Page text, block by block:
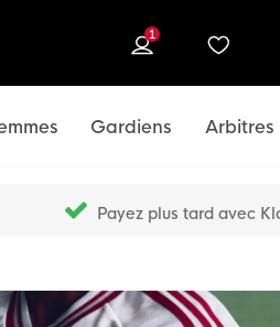
1
Gardiens Arbitres
Payez plus tard avec